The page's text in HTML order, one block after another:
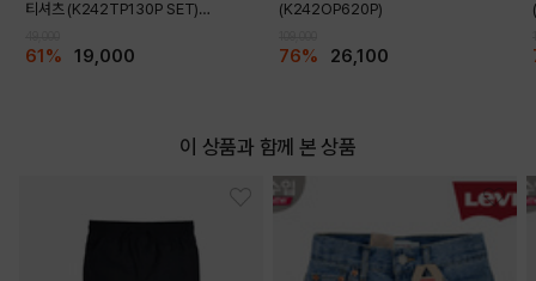
티셔츠 (K242TP130P SET)
61% 19,000
(K242OP620P)
76% 26,100
이 상품과 함께 본 상품